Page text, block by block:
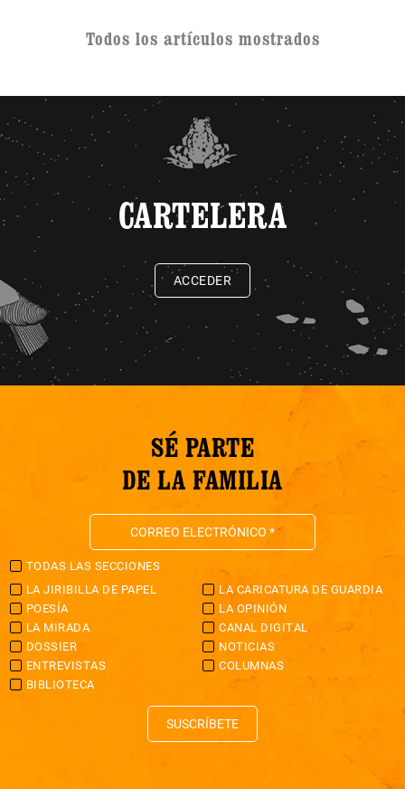
Todos los artículos mostrados
CARTELERA
ACCEDER
SÉ PARTE
DE LA FAMILIA
TODAS LAS SECCIONES
LA JIRIBILLA DE PAPEL
LA CARICATURA DE GUARDIA
POESÍA
LA OPINIÓN
LA MIRADA
CANAL DIGITAL
DOSSIER
NOTICIAS
ENTREVISTAS
COLUMNAS
BIBLIOTECA
SUSCRÍBETE